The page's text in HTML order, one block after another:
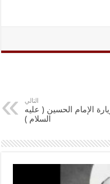
التالي
الإمام الحسين ( عليه
السلام )